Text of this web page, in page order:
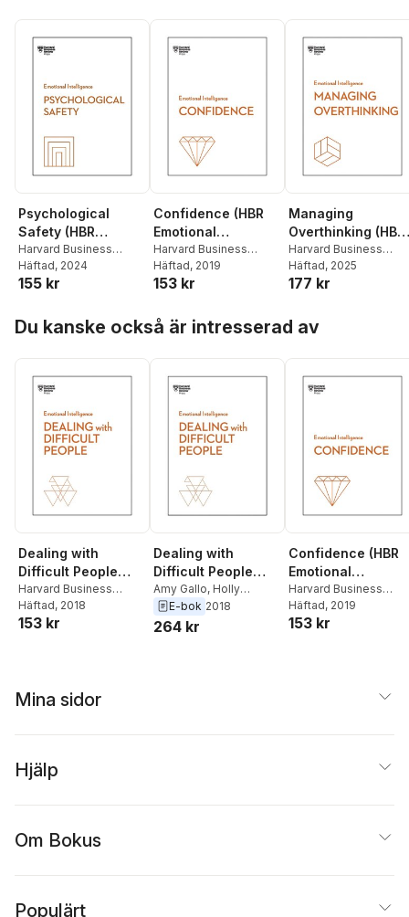
Michael E. Porter)
Psychological
Safety (HBR
Emotional
Intelligence Series)
Harvard Business
Review ,Amy C.
Edmondson
Carucci
Häftad, 2024
155 kr
Confidence (HBR
Emotional
Intelligence Series)
Harvard Business
Review ,Tomas
Chamorro-Premuzic
Amy Jen Su
Bregman
Häftad, 2019
153 kr
Managing
Overthinking (HBR
Emotional
Intelligence
Harvard Business
Review ,Alice Boyes
Melody Wilding
Häftad, 2025
177 kr
Du kanske också är intresserad av
Dealing with
Difficult People
(HBR Emotional
Intelligence Series)
Harvard Business
Review ,Tony Schwartz
Mark Gerzon
Häftad, 2018
153 kr
Dealing with
Difficult People
(HBR Emotional
Intelligence Series)
Amy Gallo, Holly
Weeks,Mark Gerzon
Tony Schwartz
E-bok 2018
264 kr
Confidence (HBR
Emotional
Intelligence
Harvard Business
Review ,Tomas
Chamorro-Premuzic
Häftad, 2019
153 kr
Mina sidor
Hjälp
Om Bokus
Populärt